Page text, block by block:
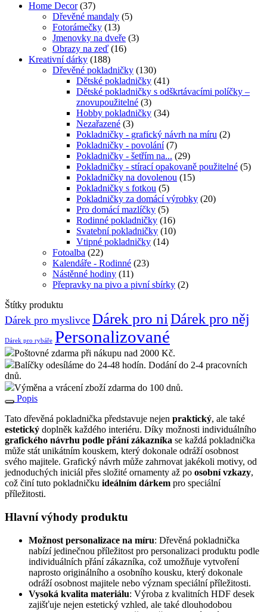
Home Decor (37)
Dřevěné mandaly (5)
Fotorámečky (13)
Jmenovky na dveře (3)
Obrazy na zeď (16)
Kreativní dárky (188)
Dřevěné pokladničky (130)
Dětské pokladničky (41)
Dětské pokladničky s odškrtávacími políčky –
znovupoužitelné (3)
Hobby pokladničky (34)
Nezařazené (3)
Pokladničky - grafický návrh na míru (2)
Pokladničky - povolání (7)
Pokladničky - šetřím na... (29)
Pokladničky - stírací opakovaně použitelné (5)
Pokladničky na dovolenou (15)
Pokladničky s fotkou (5)
Pokladničky za domácí výrobky (20)
Pro domácí mazlíčky (5)
Rodinné pokladničky (16)
Svatební pokladničky (10)
Vtipné pokladničky (14)
Fotoalba (22)
Kalendáře - Rodinné (23)
Nástěnné hodiny (11)
Přepravky na pivo a pivní sbírky (2)
Štítky produktu
Dárek pro myslivce Dárek pro ni Dárek pro něj
Dárek pro rybáře Personalizované
Poštovné zdarma při nákupu nad 2000 Kč.
Balíčky odesíláme do 24-48 hodín. Dodání do 2-4 pracovních
dnů.
Výměna a vrácení zboží zdarma do 100 dnů.
Popis
Tato dřevěná pokladnička představuje nejen praktický, ale také
estetický doplněk každého interiéru. Díky možnosti individuálního
grafického návrhu podle přání zákazníka se každá pokladnička
může stát unikátním kouskem, který dokonale odráží osobnost
svého majitele. Grafický návrh může zahrnovat jakékoli motivy, od
jednoduchých iniciál přes složité ornamenty až po osobní vzkazy,
což činí tuto pokladničku ideálním dárkem pro speciální
příležitosti.
Hlavní výhody produktu
Možnost personalizace na míru: Dřevěná pokladnička
nabízí jedinečnou příležitost pro personalizaci produktu podle
individuálních přání zákazníka, což umožňuje vytvoření
naprosto originálního a osobního kousku, který dokonale
odráží osobnost majitele nebo význam speciální příležitosti.
Vysoká kvalita materiálu: Výroba z kvalitních HDF desek
zajišťuje nejen estetický vzhled, ale také dlouhodobou